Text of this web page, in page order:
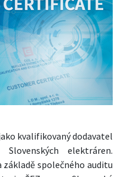
kvalifikovaný dodavatel
elektráren.
společného auditu